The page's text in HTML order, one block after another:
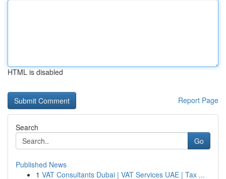
HTML is disabled
Report Page
Search
Go
Published News
1 VAT Consultants Dubai | VAT Services UAE | Tax ...